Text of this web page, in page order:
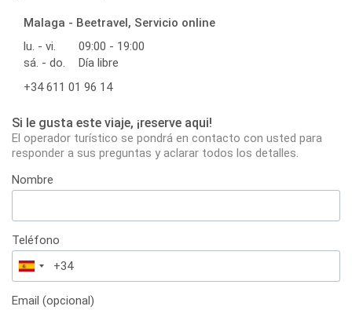
Malaga - Beetravel, Servicio online
lu. - vi.
09:00 - 19:00
sá. - do.
Día libre
+34 611 01 96 14
Si le gusta este viaje, ¡reserve aqui!
El operador turístico se pondrá en contacto con usted para
responder a sus preguntas y aclarar todos los detalles.
Nombre
Teléfono
España
+34
Email (opcional)